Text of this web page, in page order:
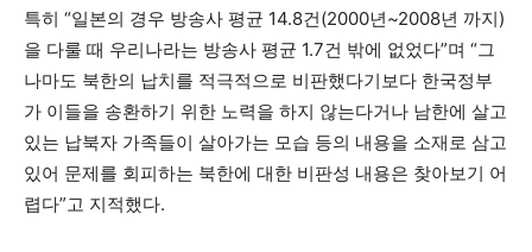
특히 “일본의 경우 방송사 평균 14.8건(2000년~2008년 까지)
을 다룰 때 우리나라는 방송사 평균 1.7건 밖에 없었다”며 “그
나마도 북한의 납치를 적극적으로 비판했다기보다 한국정부
가 이들을 송환하기 위한 노력을 하지 않는다거나 남한에 살고
있는 납북자 가족들이 살아가는 모습 등의 내용을 소재로 삼고
있어 문제를 회피하는 북한에 대한 비판성 내용은 찾아보기 어
렵다”고 지적했다.